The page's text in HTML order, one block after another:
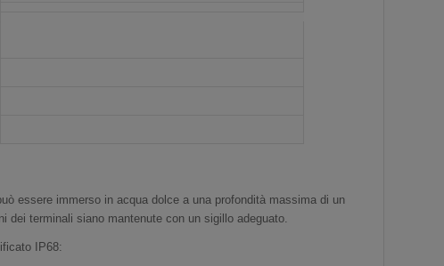
essere immerso in acqua dolce a una profondità massima di un
dei terminali siano mantenute con un sigillo adeguato.
IP68: